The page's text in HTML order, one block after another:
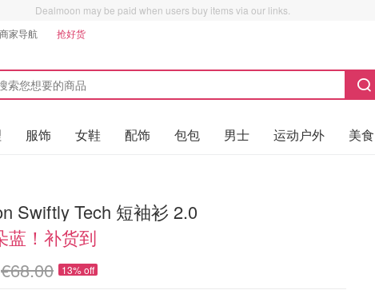
Dealmoon may be paid when users buy items via our links.
商家导航 抢好货
服饰 女鞋 配饰 包包 男士 运动户外 美食
Swiftly Tech 短袖衫 2.0
蓝！补货到
€68.00 13% off